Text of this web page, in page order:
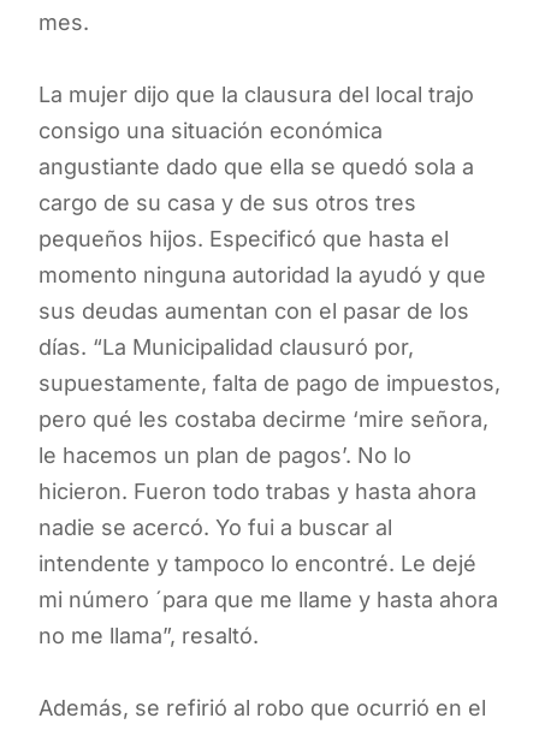
mes.
La mujer dijo que la clausura del local trajo
consigo una situación económica
angustiante dado que ella se quedó sola a
cargo de su casa y de sus otros tres
pequeños hijos. Especificó que hasta el
momento ninguna autoridad la ayudó y que
sus deudas aumentan con el pasar de los
días. “La Municipalidad clausuró por,
supuestamente, falta de pago de impuestos,
pero qué les costaba decirme ‘mire señora,
le hacemos un plan de pagos’. No lo
hicieron. Fueron todo trabas y hasta ahora
nadie se acercó. Yo fui a buscar al
intendente y tampoco lo encontré. Le dejé
mi número ´para que me llame y hasta ahora
no me llama”, resaltó.
Además, se refirió al robo que ocurrió en el